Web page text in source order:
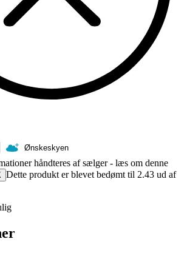
Ønskeskyen
håndteres af sælger - læs om denne
Dette produkt er blevet bedømt til 2.43 ud af